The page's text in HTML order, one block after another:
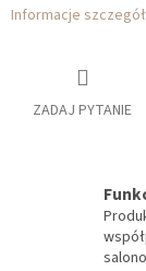
Informacje
ZADAJ PYTANIE